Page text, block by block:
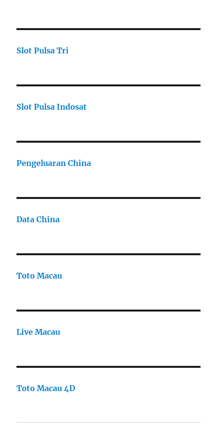
Slot Pulsa Tri
Slot Pulsa Indosat
Pengeluaran China
Data China
Toto Macau
Live Macau
Toto Macau 4D